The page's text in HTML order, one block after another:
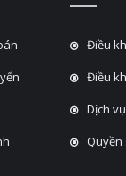
Điều
Điều
Dịch
Quyền